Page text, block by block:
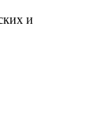
и